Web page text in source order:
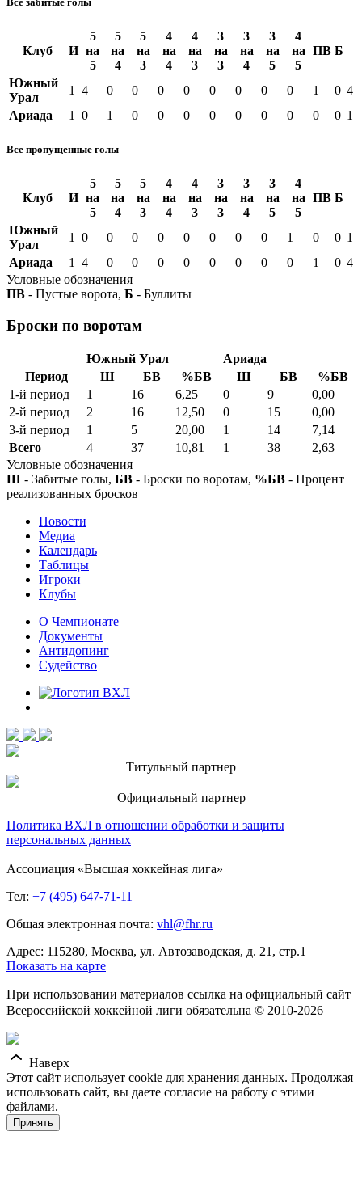
Клуб И
5
на
5
5
на
4
5
на
3
4
на
4
4
на
3
3
на
3
3
на
4
3
на
5
4
на
5
ПВ Б
Южный
Урал
1 4 0 0 0 0 0 0 0 0 1 0 4
Ариада
1 0 1 0 0 0 0 0 0 0 0 0 1
Все пропущенные голы
Клуб И
5
на
5
5
на
4
5
на
3
4
на
4
4
на
3
3
на
3
3
на
4
3
на
5
4
на
5
ПВ Б
Южный
Урал
1 0 0 0 0 0 0 0 0 1 0 0 1
Ариада
1 4 0 0 0 0 0 0 0 0 1 0 4
Условные обозначения
ПВ - Пустые ворота, Б - Буллиты
Броски по воротам
Южный Урал
Ариада
Период
Ш БВ %БВ Ш БВ
%БВ
1-й период
1 16 6,25 0 9
0,00
2-й период
2 16 12,50 0 15
0,00
3-й период
1 5 20,00 1 14
7,14
Всего
4 37 10,81 1 38
2,63
Условные обозначения
Ш - Забитые голы, БВ - Броски по воротам, %БВ - Процент
реализованных бросков
Новости
Медиа
Календарь
Таблицы
Игроки
Клубы
О Чемпионате
Документы
Антидопинг
Судейство
Титульный партнер
Официальный партнер
Политика ВХЛ в отношении обработки и защиты
персональных данных
Ассоциация «Высшая хоккейная лига»
Тел: +7 (495) 647-71-11
Общая электронная почта: vhl@fhr.ru
Адрес: 115280, Москва, ул. Автозаводская, д. 21, стр.1
Показать на карте
При использовании материалов ссылка на официальный сайт
Всероссийской хоккейной лиги обязательна © 2010-2026
Наверх
Этот сайт использует cookie для хранения данных. Продолжая
использовать сайт, вы даете согласие на работу с этими
файлами.
Принять